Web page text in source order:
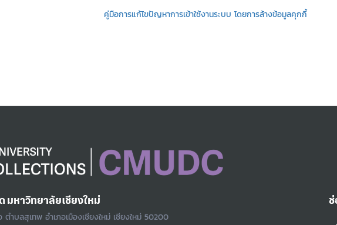
คู่มือการแก้ไขปัญหาการเข้าใช้งานระบบ โดยการล้างข้อมูลคุกกี้
หาวิทยาลัยเชียงใหม่
ำบลสุเทพ อำเภอเมืองเชียงใหม่ เชียงใหม่ 50200